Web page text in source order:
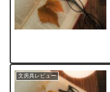
文房具レビュー